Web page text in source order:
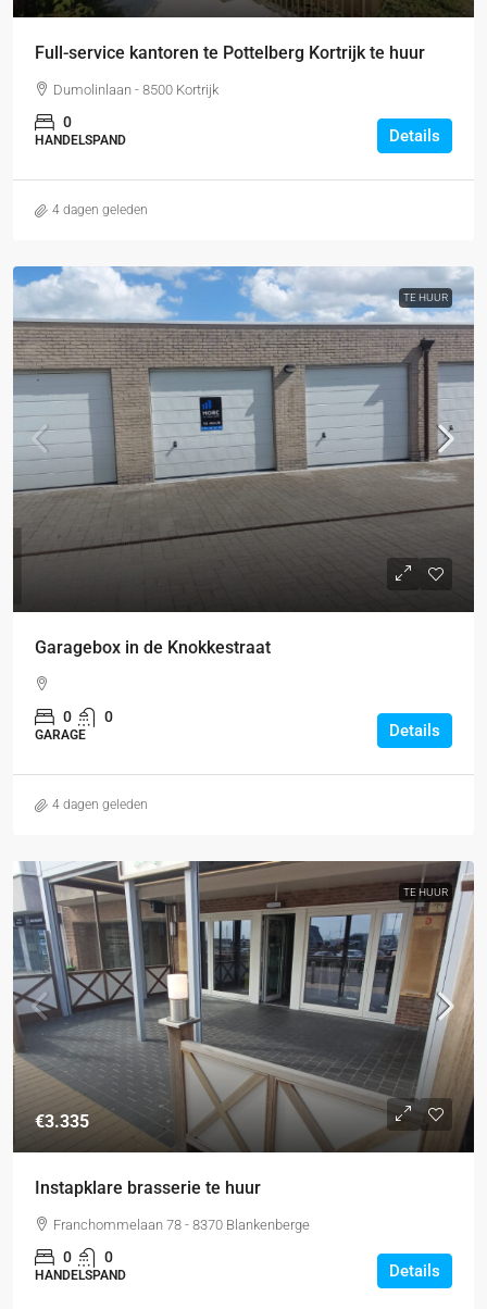
Full-service kantoren te Pottelberg Kortrijk te huur
Dumolinlaan - 8500 Kortrijk
0
HANDELSPAND Details
4 dagen geleden
TE HUUR
Garagebox in de Knokkestraat
0 0
GARAGE Details
4 dagen geleden
TE HUUR
€3.335
Instapklare brasserie te huur
Franchommelaan 78 - 8370 Blankenberge
0 0
HANDELSPAND Details